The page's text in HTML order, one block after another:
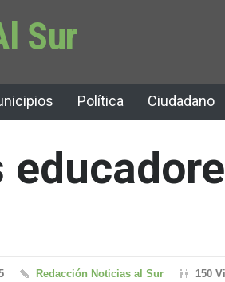
Sur
Política Ciudadano
Redacción Noticias al Sur 150